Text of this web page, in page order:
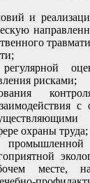
и
рисками;
охраны труда;
месте,